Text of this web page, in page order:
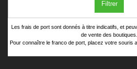
Filtrer
Les frais de port sont donnés à titre indicatifs, et
de vente des boutiques.
Pour connaître le franco de port, placez votre souris